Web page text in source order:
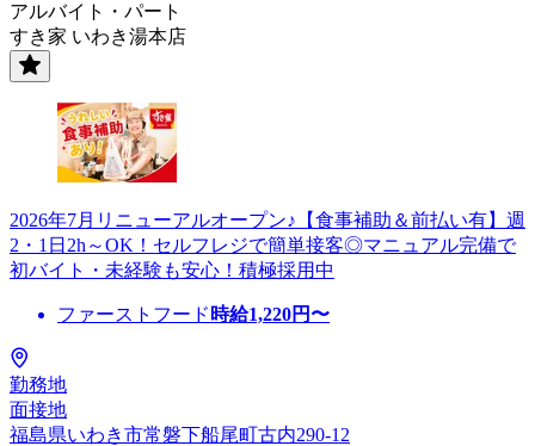
アルバイト・パート
すき家 いわき湯本店
2026年7月リニューアルオープン♪【食事補助＆前払い有】週
2・1日2h～OK！セルフレジで簡単接客◎マニュアル完備で
初バイト・未経験も安心！積極採用中
ファーストフード 時給1,220円〜
勤務地
面接地
福島県いわき市常磐下船尾町古内290-12